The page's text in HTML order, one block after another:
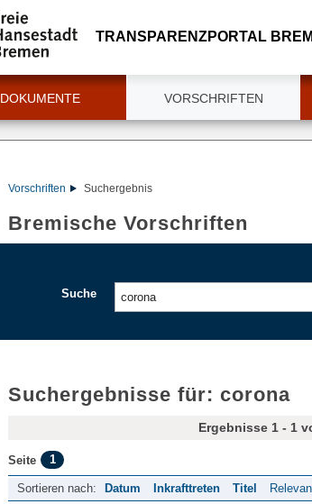
TRANSPARENZPORTAL
DOKUMENTE VORSCHRIFTEN
Vorschriften Suchergebnis
Bremische Vorschriften
Suche
Suchergebnisse für: corona
Ergebnisse 1 - 1
Seite 1
Sortieren nach: Datum Inkrafttreten Titel